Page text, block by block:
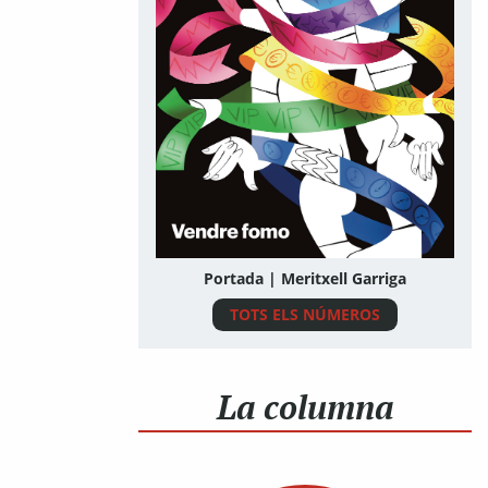
Portada | Meritxell Garriga
TOTS ELS NÚMEROS
La columna